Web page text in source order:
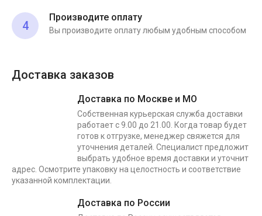
4
Производите оплату
Вы производите оплату любым удобным способом
Доставка заказов
Доставка по Москве и МО
Собственная курьерская служба доставки
работает с 9.00 до 21.00. Когда товар будет
готов к отгрузке, менеджер свяжется для
уточнения деталей. Специалист предложит
выбрать удобное время доставки и уточнит
адрес. Осмотрите упаковку на целостность и соответствие
указанной комплектации.
Доставка по России